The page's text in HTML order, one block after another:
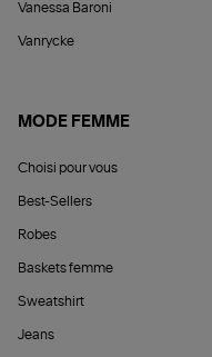
Vanessa Baroni
Vanrycke
MODE FEMME
Choisi pour vous
Best-Sellers
Robes
Baskets femme
Sweatshirt
Jeans